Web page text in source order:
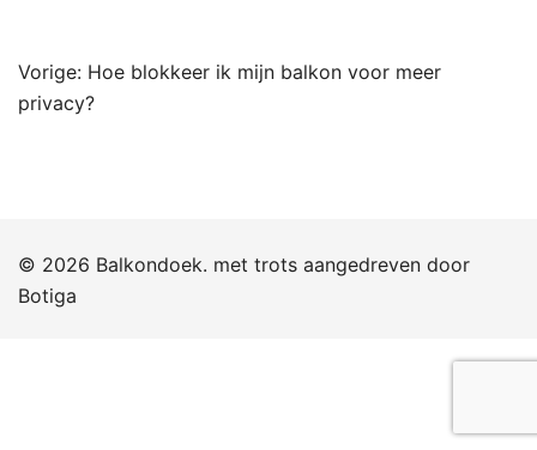
Bericht
navigatie
Vorige: Hoe blokkeer ik mijn balkon voor meer
privacy?
© 2026 Balkondoek. met trots aangedreven door
Botiga